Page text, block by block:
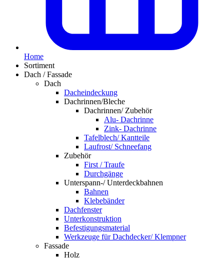
Home
Sortiment
Dach / Fassade
Dach
Dacheindeckung
Dachrinnen/Bleche
Dachrinnen/ Zubehör
Alu- Dachrinne
Zink- Dachrinne
Tafelblech/ Kantteile
Laufrost/ Schneefang
Zubehör
First / Traufe
Durchgänge
Unterspann-/ Unterdeckbahnen
Bahnen
Klebebänder
Dachfenster
Unterkonstruktion
Befestigungsmaterial
Werkzeuge für Dachdecker/ Klempner
Fassade
Holz